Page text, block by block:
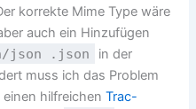
korrekte Mime Type wäre
auch ein Hinzufügen
json .json in der
muss ich das Problem
einen hilfreichenTrac-